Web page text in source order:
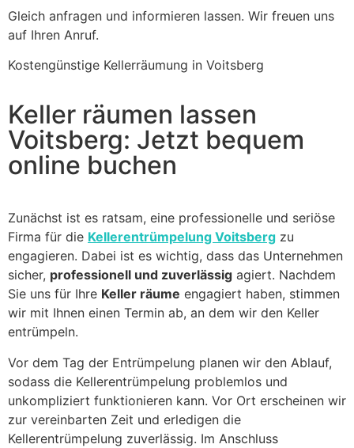
Gleich anfragen und informieren lassen. Wir freuen uns
auf Ihren Anruf.
Kostengünstige Kellerräumung in Voitsberg
Keller räumen lassen
Voitsberg: Jetzt bequem
online buchen
Zunächst ist es ratsam, eine professionelle und seriöse
Firma für die Kellerentrümpelung Voitsberg zu
engagieren. Dabei ist es wichtig, dass das Unternehmen
sicher, professionell und zuverlässig agiert. Nachdem
Sie uns für Ihre Keller räume engagiert haben, stimmen
wir mit Ihnen einen Termin ab, an dem wir den Keller
entrümpeln.
Vor dem Tag der Entrümpelung planen wir den Ablauf,
sodass die Kellerentrümpelung problemlos und
unkompliziert funktionieren kann. Vor Ort erscheinen wir
zur vereinbarten Zeit und erledigen die
Kellerentrümpelung zuverlässig. Im Anschluss